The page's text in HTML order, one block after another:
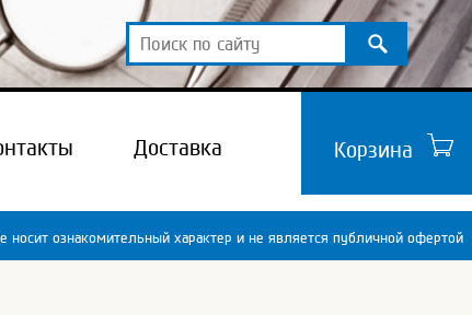
Доставка Корзина
носит ознакомительный характер и не является публичной офертой